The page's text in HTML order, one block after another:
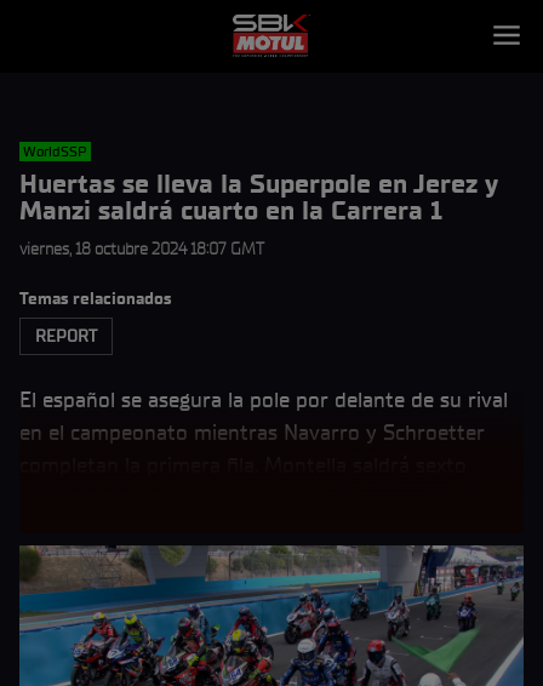
WorldSSP
Huertas se lleva la Superpole en Jerez y
Manzi saldrá cuarto en la Carrera 1
viernes, 18 octubre 2024 18:07 GMT
Temas relacionados
REPORT
El español se asegura la pole por delante de su rival
en el campeonato mientras Navarro y Schroetter